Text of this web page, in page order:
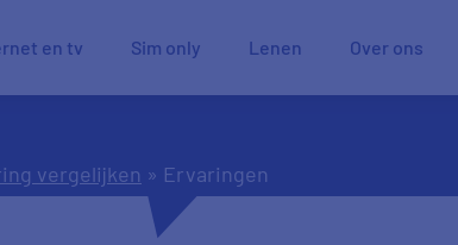
en tv Sim only Lenen Over ons
vergelijken » Ervaringen